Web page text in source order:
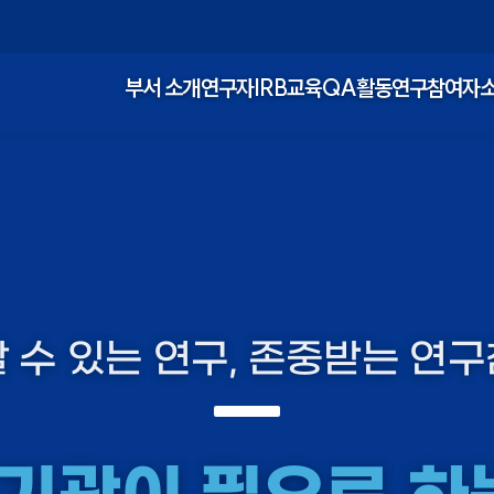
부서 소개연구자IRB교육QA활동연구참여자
수 있는 연구, 존중받는 연